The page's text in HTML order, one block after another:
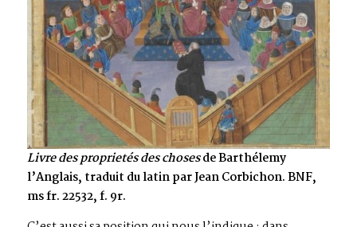
Livre des proprietés des chosesde Barthélemy
l’Anglais, traduit du latin par Jean Corbichon. BNF,
ms fr. 22532, f. 9r.